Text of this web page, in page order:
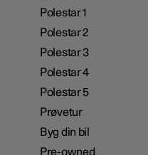
Polestar 1
Polestar 2
Polestar 3
Polestar 4
Polestar 5
Prøvetur
Byg din bil
Pre-owned